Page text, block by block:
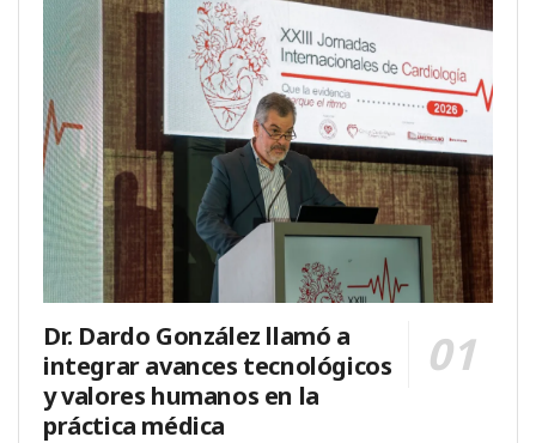
Dr. Dardo González llamó a
integrar avances tecnológicos
y valores humanos en la
práctica médica